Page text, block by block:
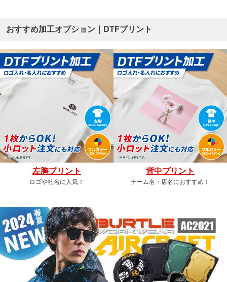
おすすめ加工オプション｜DTFプリント
左胸プリント
ロゴや社名に人気！
背中プリント
チーム名・店名におすすめ！